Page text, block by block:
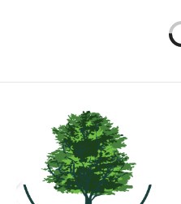
Moc uśmiechu
REDAKCJA ZMIANY W ŻYCIU